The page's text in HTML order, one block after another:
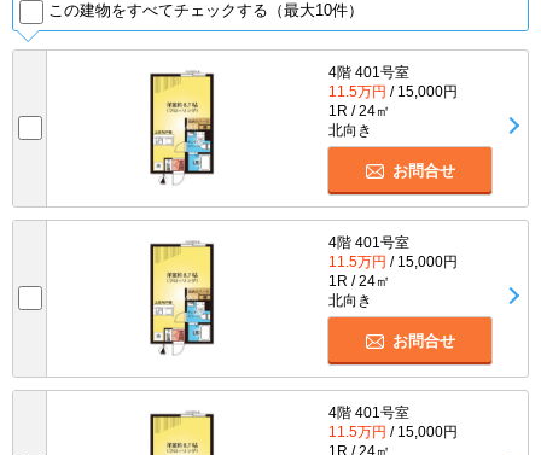
この建物をすべてチェックする（最大10件）
4階 401号室
11.5万円 / 15,000円
1R / 24㎡
北向き
お問合せ
4階 401号室
11.5万円 / 15,000円
1R / 24㎡
北向き
お問合せ
4階 401号室
11.5万円 / 15,000円
1R / 24㎡